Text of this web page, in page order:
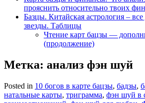
прояснить относительно твоих
Базцы. Китайская астрология –
звезды. Таблицы
Чтение карт бацзы —
(продолжение)
Метка: анализ фэн шуй
Posted in 10 богов в карте бацзы, бадзы,
натальные карты, триграмма, фэн шуй в